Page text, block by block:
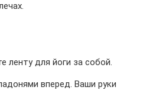
ленту для йоги за собой.
вперед. Ваши руки